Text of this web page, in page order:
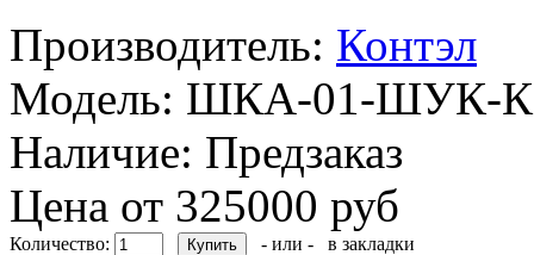
Производитель: Контэл
Модель: ШКА-01-ШУК-
Наличие: Предзаказ
Цена от 325000 руб
Количество: - или -
в закладки